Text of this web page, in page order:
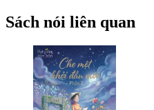
Sách nói liên quan